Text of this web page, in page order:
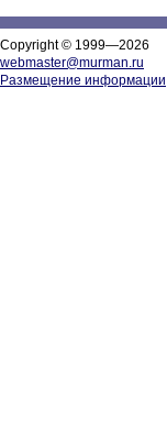
Copyright © 1999—2026
webmaster@murman.ru
Размещение информации